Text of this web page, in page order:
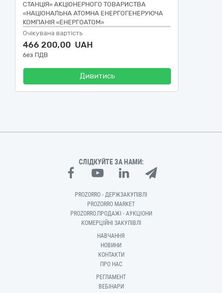
СТАНЦІЯ» АКЦІОНЕРНОГО ТОВАРИСТВА
«НАЦІОНАЛЬНА АТОМНА ЕНЕРГОГЕНЕРУЮЧА
КОМПАНІЯ «ЕНЕРГОАТОМ»
Очікувана вартість
466 200,00 UAH
без ПДВ
Дивитись
СЛІДКУЙТЕ ЗА НАМИ:
PROZORRO - ДЕРЖЗАКУПІВЛІ
PROZORRO MARKET
PROZORRO.ПРОДАЖІ - АУКЦІОНИ
КОМЕРЦІЙНІ ЗАКУПІВЛІ
НАВЧАННЯ
НОВИНИ
КОНТАКТИ
ПРО НАС
РЕГЛАМЕНТ
ВЕБІНАРИ